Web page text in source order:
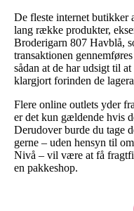
De fleste internet butikker
lang række produkter,
Broderigarn 807 Havblå,
transaktionen
sådan at de har udsigt til
klargjort forinden de
Flere online outlets yder
er det kun gældende hvis
Derudover burde du tage
gerne – uden hensyn til
Nivå – vil være at få
en pakkeshop.